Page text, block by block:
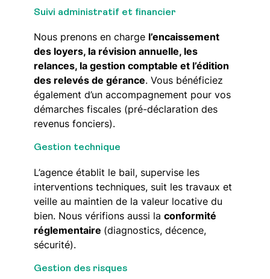
Suivi administratif et financier
Nous prenons en charge l’encaissement
des loyers, la révision annuelle, les
relances, la gestion comptable et l’édition
des relevés de gérance. Vous bénéficiez
également d’un accompagnement pour vos
démarches fiscales (pré-déclaration des
revenus fonciers).
Gestion technique
L’agence établit le bail, supervise les
interventions techniques, suit les travaux et
veille au maintien de la valeur locative du
bien. Nous vérifions aussi la conformité
réglementaire (diagnostics, décence,
sécurité).
Gestion des risques